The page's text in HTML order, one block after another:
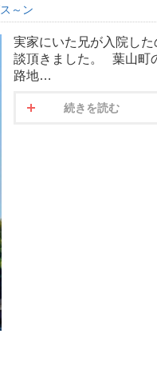
～ン
実家にいた兄が入院し
談頂きました。 葉山町
路地…
続きを読む